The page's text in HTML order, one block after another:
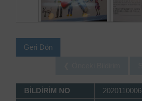
Geri Dön
BİLDİRİM NO
2020110006